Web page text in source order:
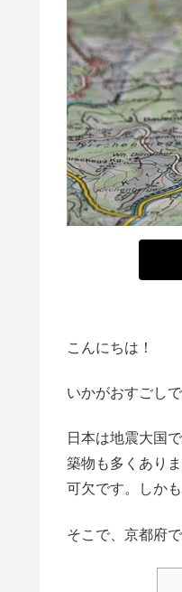
こんにちは！
いかがおすごし
日本は地震大国
築物も多くあり
可欠です。しか
そこで、京都府